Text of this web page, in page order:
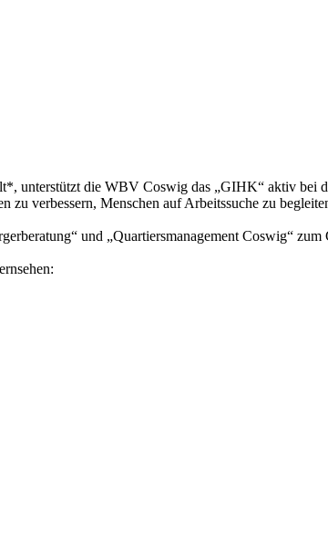
unterstützt die WBV Coswig das „GIHK“ aktiv bei
verbessern, Menschen auf Arbeitssuche zu
und „Quartiersmanagement Coswig“ zum